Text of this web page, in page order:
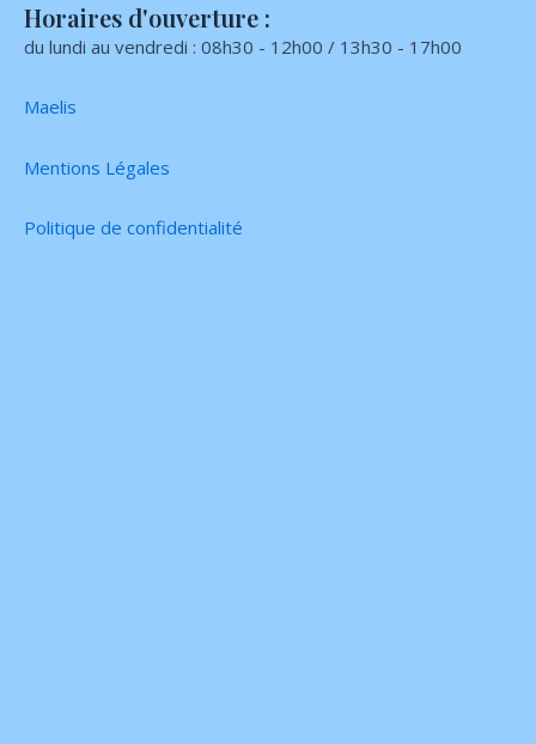
Horaires d'ouverture :
du lundi au vendredi : 08h30 - 12h00 / 13h30 - 17h00
Maelis
Mentions Légales
Politique de confidentialité